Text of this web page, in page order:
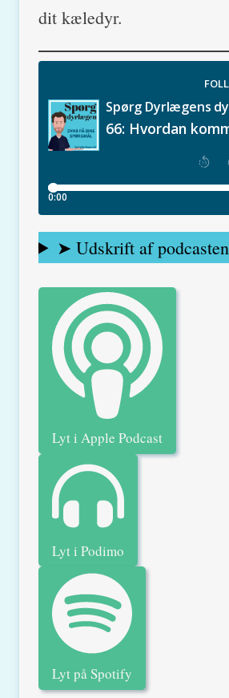
dit kæledyr.
➤ Udskrift af podcasten
Lyt i Apple Podcast
Lyt i Podimo
Lyt på Spotify